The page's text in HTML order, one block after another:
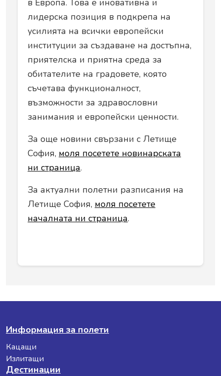
лидерска позиция в подкрепа на
усилията на всички европейски
институции за създаване на достъпна,
приятелска и приятна среда за
обитателите на градовете, която
съчетава функционалност,
възможности за здравословни
занимания и европейски ценности.
За още новини свързани с Летище
София, моля посетете новинарската
ни страница.
За актуални полетни разписания на
Летище София, моля посетете
началната ни страница.
Информация за полети
Кацащи
Излитащи
Дестинации